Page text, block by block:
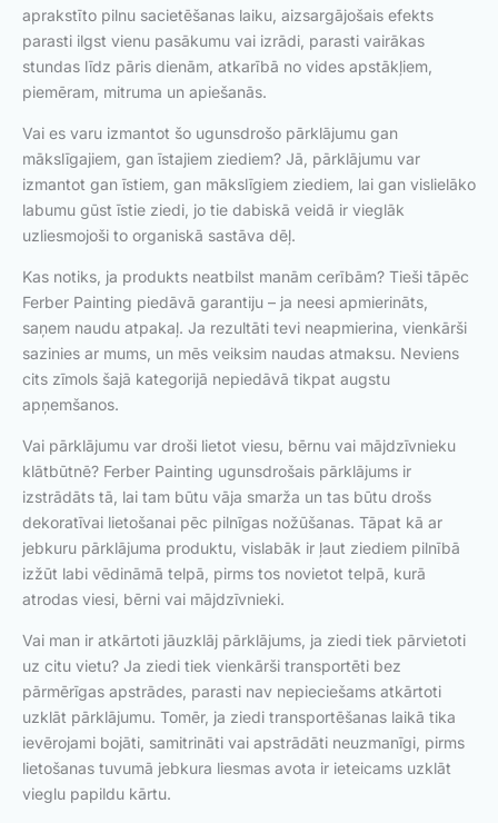
aprakstīto pilnu sacietēšanas laiku, aizsargājošais efekts
parasti ilgst vienu pasākumu vai izrādi, parasti vairākas
stundas līdz pāris dienām, atkarībā no vides apstākļiem,
piemēram, mitruma un apiešanās.
Vai es varu izmantot šo ugunsdrošo pārklājumu gan
mākslīgajiem, gan īstajiem ziediem? Jā, pārklājumu var
izmantot gan īstiem, gan mākslīgiem ziediem, lai gan vislielāko
labumu gūst īstie ziedi, jo tie dabiskā veidā ir vieglāk
uzliesmojoši to organiskā sastāva dēļ.
Kas notiks, ja produkts neatbilst manām cerībām? Tieši tāpēc
Ferber Painting piedāvā garantiju – ja neesi apmierināts,
saņem naudu atpakaļ. Ja rezultāti tevi neapmierina, vienkārši
sazinies ar mums, un mēs veiksim naudas atmaksu. Neviens
cits zīmols šajā kategorijā nepiedāvā tikpat augstu
apņemšanos.
Vai pārklājumu var droši lietot viesu, bērnu vai mājdzīvnieku
klātbūtnē? Ferber Painting ugunsdrošais pārklājums ir
izstrādāts tā, lai tam būtu vāja smarža un tas būtu drošs
dekoratīvai lietošanai pēc pilnīgas nožūšanas. Tāpat kā ar
jebkuru pārklājuma produktu, vislabāk ir ļaut ziediem pilnībā
izžūt labi vēdināmā telpā, pirms tos novietot telpā, kurā
atrodas viesi, bērni vai mājdzīvnieki.
Vai man ir atkārtoti jāuzklāj pārklājums, ja ziedi tiek pārvietoti
uz citu vietu? Ja ziedi tiek vienkārši transportēti bez
pārmērīgas apstrādes, parasti nav nepieciešams atkārtoti
uzklāt pārklājumu. Tomēr, ja ziedi transportēšanas laikā tika
ievērojami bojāti, samitrināti vai apstrādāti neuzmanīgi, pirms
lietošanas tuvumā jebkura liesmas avota ir ieteicams uzklāt
vieglu papildu kārtu.